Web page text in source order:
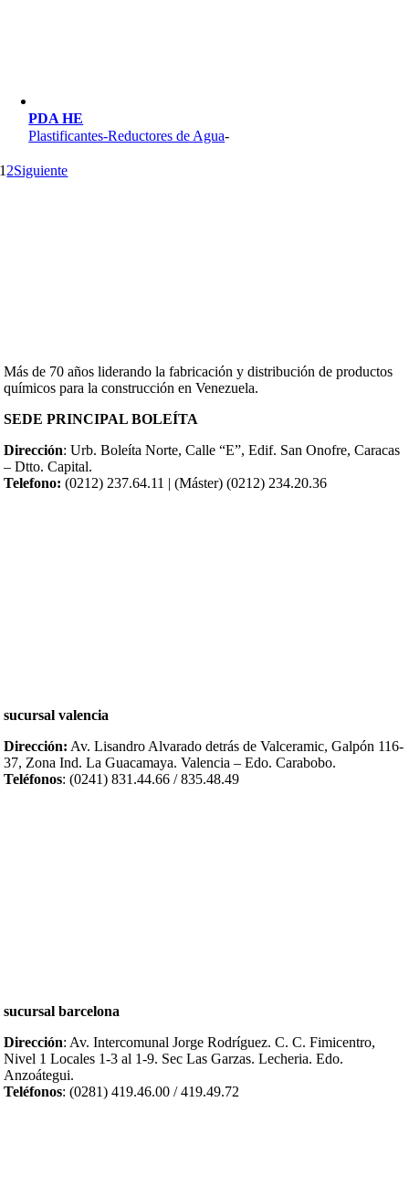
PDA HE
Plastificantes-Reductores de Agua-
1 2Siguiente
Más de 70 años liderando la fabricación y distribución de productos
químicos para la construcción en Venezuela.
SEDE PRINCIPAL BOLEÍTA
Dirección: Urb. Boleíta Norte, Calle “E”, Edif. San Onofre, Caracas
– Dtto. Capital.
Telefono: (0212) 237.64.11 | (Máster) (0212) 234.20.36
sucursal valencia
Dirección: Av. Lisandro Alvarado detrás de Valceramic, Galpón 116-
37, Zona Ind. La Guacamaya. Valencia – Edo. Carabobo.
Teléfonos: (0241) 831.44.66 / 835.48.49
sucursal barcelona
Dirección: Av. Intercomunal Jorge Rodríguez. C. C. Fimicentro,
Nivel 1 Locales 1-3 al 1-9. Sec Las Garzas. Lecheria. Edo.
Anzoátegui.
Teléfonos: (0281) 419.46.00 / 419.49.72